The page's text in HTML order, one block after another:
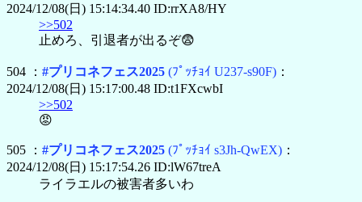
2024/12/08(日) 15:14:34.40 ID:rrXA8/HY
>>502
止めろ、引退者が出るぞ😨
504 ： #プリコネフェス2025 (ﾌﾟｯﾁｮｲ U237-s90F) ：
2024/12/08(日) 15:17:00.48 ID:t1FXcwbI
>>502
😡
505 ： #プリコネフェス2025 (ﾌﾟｯﾁｮｲ s3Jh-QwEX) ：
2024/12/08(日) 15:17:54.26 ID:lW67treA
ライラエルの被害者多いわ